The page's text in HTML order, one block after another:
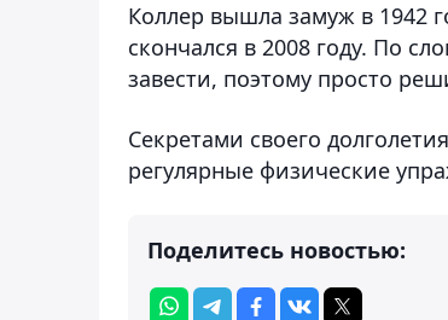
Коллер вышла замуж в 1942
скончался в 2008 году. По
завести, поэтому просто
Секретами своего
регулярные физические
Поделитесь новостью: